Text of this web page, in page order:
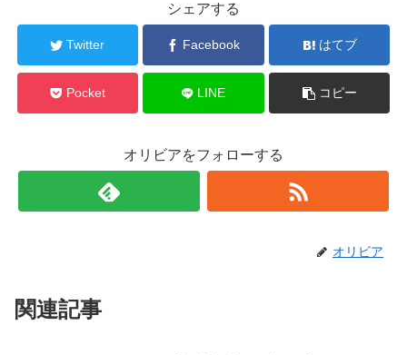
シェアする
Twitter Facebook はてブ
Pocket LINE コピー
オリビアをフォローする
オリビア
関連記事